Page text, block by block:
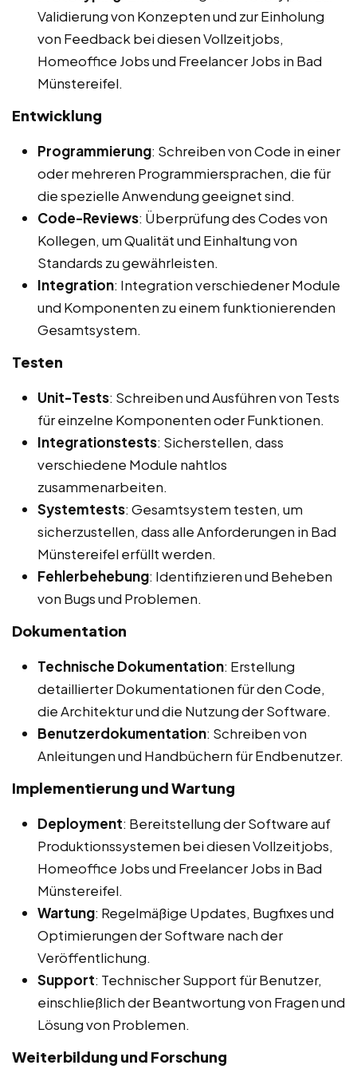
Validierung von Konzepten und zur Einholung
von Feedback bei diesen Vollzeitjobs,
Homeoffice Jobs und Freelancer Jobs in Bad
Münstereifel.
Entwicklung
Programmierung: Schreiben von Code in einer
oder mehreren Programmiersprachen, die für
die spezielle Anwendung geeignet sind.
Code-Reviews: Überprüfung des Codes von
Kollegen, um Qualität und Einhaltung von
Standards zu gewährleisten.
Integration: Integration verschiedener Module
und Komponenten zu einem funktionierenden
Gesamtsystem.
Testen
Unit-Tests: Schreiben und Ausführen von Tests
für einzelne Komponenten oder Funktionen.
Integrationstests: Sicherstellen, dass
verschiedene Module nahtlos
zusammenarbeiten.
Systemtests: Gesamtsystem testen, um
sicherzustellen, dass alle Anforderungen in Bad
Münstereifel erfüllt werden.
Fehlerbehebung: Identifizieren und Beheben
von Bugs und Problemen.
Dokumentation
Technische Dokumentation: Erstellung
detaillierter Dokumentationen für den Code,
die Architektur und die Nutzung der Software.
Benutzerdokumentation: Schreiben von
Anleitungen und Handbüchern für Endbenutzer.
Implementierung und Wartung
Deployment: Bereitstellung der Software auf
Produktionssystemen bei diesen Vollzeitjobs,
Homeoffice Jobs und Freelancer Jobs in Bad
Münstereifel.
Wartung: Regelmäßige Updates, Bugfixes und
Optimierungen der Software nach der
Veröffentlichung.
Support: Technischer Support für Benutzer,
einschließlich der Beantwortung von Fragen und
Lösung von Problemen.
Weiterbildung und Forschung